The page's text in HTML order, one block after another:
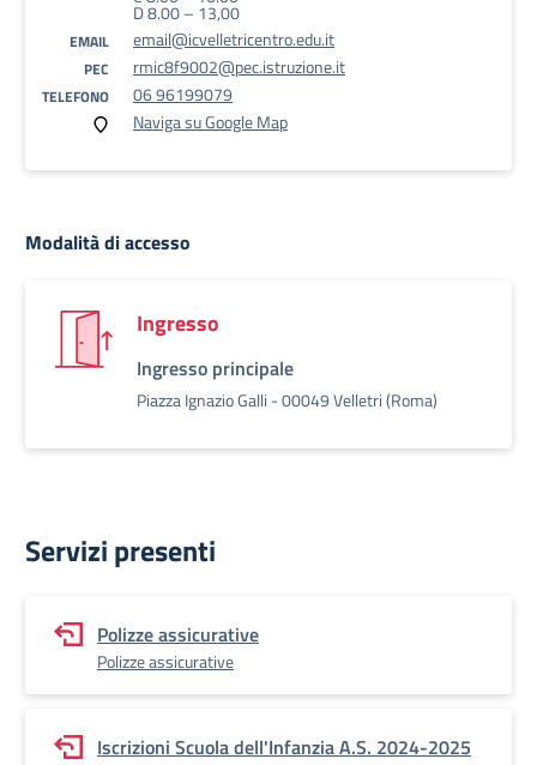
D 8.00 – 13,00
EMAIL email@icvelletricentro.edu.it
PEC rmic8f9002@pec.istruzione.it
TELEFONO
06 96199079
Naviga su Google Map
Modalità di accesso
Ingresso
Ingresso principale
Piazza Ignazio Galli - 00049 Velletri (Roma)
Servizi presenti
Polizze assicurative
Polizze assicurative
Iscrizioni Scuola dell'Infanzia A.S. 2024-2025